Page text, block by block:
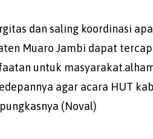
dan saling koordinasi
Muaro Jambi dapat
untuk
agar acara HUT
(Noval)